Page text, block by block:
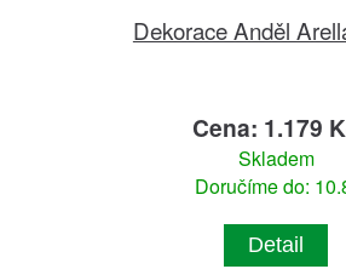
Dekorace Anděl
Cena: 1.179
Skladem
Doručíme do:
Detail